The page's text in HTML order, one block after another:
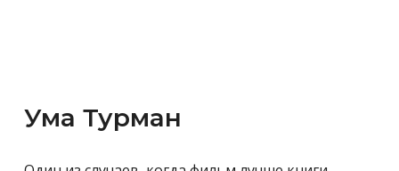
Ума Турман